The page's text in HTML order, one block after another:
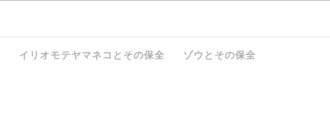
イリオモテヤマネコとその保全 ゾウとその保全